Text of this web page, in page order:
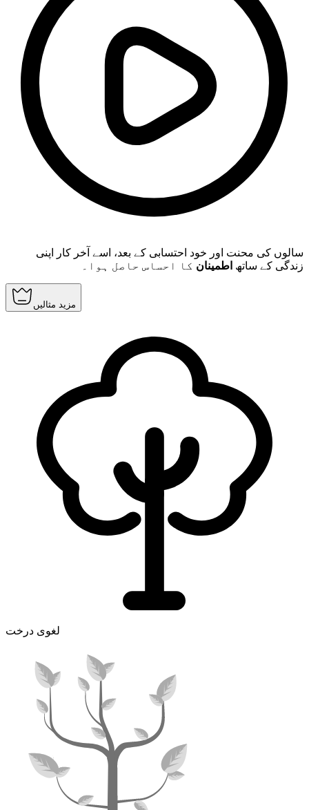
سالوں کی محنت اور خود احتسابی کے بعد، اسے آخر کار اپنی
زندگی کے ساتھ اطمینان کا احساس حاصل ہوا۔
مزید مثالیں
لغوی درخت